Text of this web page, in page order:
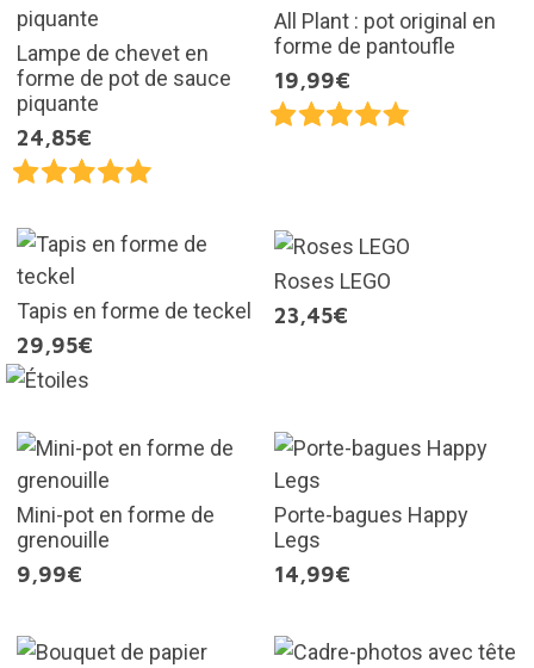
Lampe de chevet en
forme de pot de sauce
piquante
24,85€
All Plant : pot original en
forme de pantoufle
19,99€
Tapis en forme de teckel
29,95€
Roses LEGO
23,45€
Mini-pot en forme de
grenouille
9,99€
Porte-bagues Happy
Legs
14,99€